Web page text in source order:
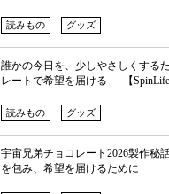
読みもの グッズ
誰かの今日を、少しやさしくする
レートで希望を届ける──【
読みもの グッズ
宇宙兄弟チョコレート2026製作秘
を包み、希望を届けるために